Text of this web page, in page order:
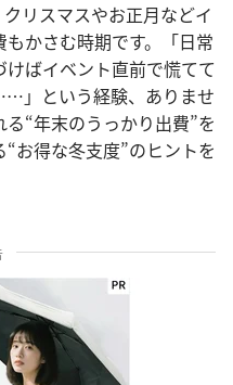
リスマスやお正月などイ
かさむ時期です。「日常
ばイベント直前で慌てて
」という経験、ありませ
“年末のうっかり出費”を
お得な冬支度”のヒントを